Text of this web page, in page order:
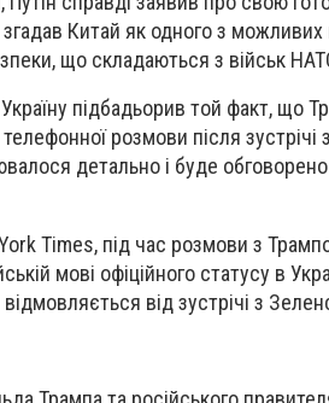
згадав Китай як одного з
що складаються з військ
підбадьорив той факт, що
розмови після зустрічі
детально і буде обговорено
Times, під час розмови з
мові офіційного статусу в
від зустрічі з